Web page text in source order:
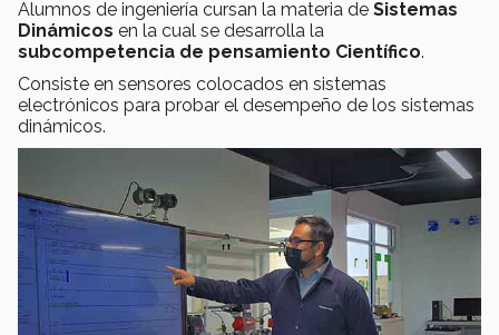
Alumnos de ingeniería cursan la materia de Sistemas
Dinámicos en la cual se desarrolla la
subcompetencia de pensamiento Científico.
Consiste en sensores colocados en sistemas
electrónicos para probar el desempeño de los sistemas
dinámicos.